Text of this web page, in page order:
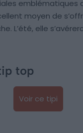
emblématiques
moyen de
L’été, elle
top
Voir ce tipi